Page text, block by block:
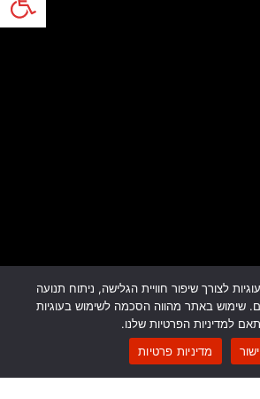
לצורך שיפור חוויית הגלישה, ניתוח תנועה
שימוש באתר מהווה הסכמה לשימוש בעוגיות
למדיניות הפרטיות שלנו.
מדיניות פרטיות